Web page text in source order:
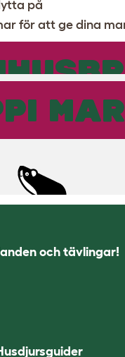
på
för att ge dina
och tävlingar!